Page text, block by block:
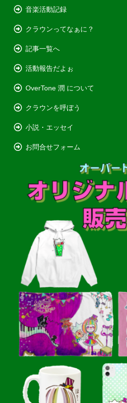
音楽活動記録
クラウンってなぁに？
記事一覧へ
活動報告だよぉ
OverTone 潤 について
クラウンを呼ぼう
小説・エッセイ
お問合せフォーム